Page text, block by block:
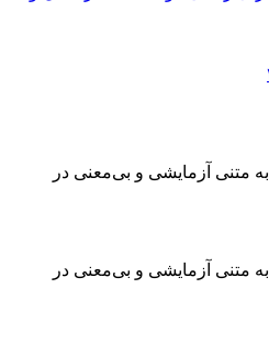
متنی آزمایشی و بی‌معنی در
متنی آزمایشی و بی‌معنی در